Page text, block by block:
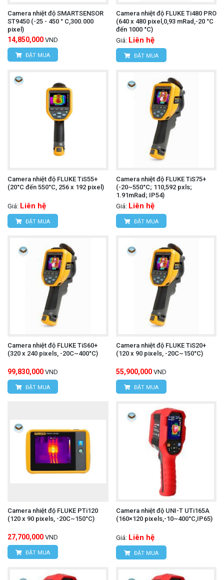
Camera nhiệt độ SMARTSENSOR
ST9450 (-25 - 450 ° C,300.000
pixel)
14,850,000 VND
ĐẶT MUA
Camera nhiệt độ FLUKE Ti480 PRO
(640 x 480 pixel,0,93 mRad,-20 °C
đến 1000 °C)
Giá: Liên hệ
ĐẶT MUA
Camera nhiệt độ FLUKE TiS55+
(20°C đến 550°C, 256 x 192 pixel)
Giá: Liên hệ
ĐẶT MUA
Camera nhiệt độ FLUKE TiS75+
(-20~550°C; 110,592 pxls;
1.91mRad; IP54)
Giá: Liên hệ
ĐẶT MUA
Camera nhiệt độ FLUKE TiS60+
(320 x 240 pixels, -20C~400°C)
99,830,000 VND
ĐẶT MUA
Camera nhiệt độ FLUKE TiS20+
(120 x 90 pixels, -20C~150°C)
55,900,000 VND
ĐẶT MUA
Camera nhiệt độ FLUKE PTi120
(120 x 90 pixels, -20C~150°C)
27,700,000 VND
ĐẶT MUA
Camera nhiệt độ UNI-T UTi165A
(160×120 pixels,-10~400°C,IP65)
Giá: Liên hệ
ĐẶT MUA